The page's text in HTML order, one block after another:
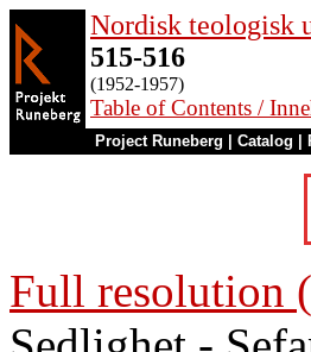
Nordisk teologisk
515-516
(1952-1957)
Table of Contents /
Project Runeberg Catalog
Full resolution